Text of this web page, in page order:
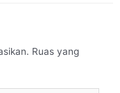
Ruas yang